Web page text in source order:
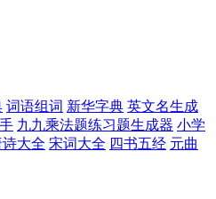
词语组词 新华字典 英文名生成
九九乘法题练习题生成器 小学
诗大全 宋词大全 四书五经 元曲